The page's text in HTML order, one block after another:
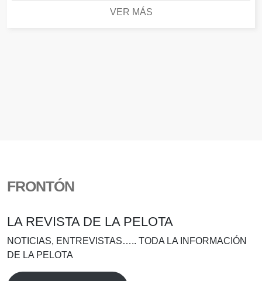
VER MÁS
FRONTÓN
LA REVISTA DE LA PELOTA
NOTICIAS, ENTREVISTAS….. TODA LA INFORMACIÓN
DE LA PELOTA